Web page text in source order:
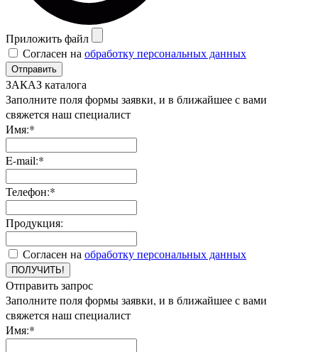
Приложить файл
Согласен на обработку персональных данных
Отправить
ЗАКАЗ каталога
Заполните поля формы заявки, и в ближайшее с вами
свяжется наш специалист
Имя:*
E-mail:*
Телефон:*
Продукция:
Согласен на обработку персональных данных
ПОЛУЧИТЬ!
Отправить запрос
Заполните поля формы заявки, и в ближайшее с вами
свяжется наш специалист
Имя:*